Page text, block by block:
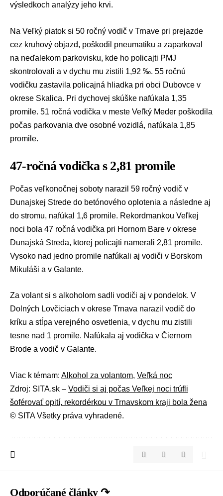
výsledkoch analýzy jeho krvi.
Na Veľký piatok si 50 ročný vodič v Trnave pri prejazde
cez kruhový objazd, poškodil pneumatiku a zaparkoval
na neďalekom parkovisku, kde ho policajti PMJ
skontrolovali a v dychu mu zistili 1,92 ‰. 55 ročnú
vodičku zastavila policajná hliadka pri obci Dubovce v
okrese Skalica. Pri dychovej skúške nafúkala 1,35
promile. 51 ročná vodička v meste Veľký Meder poškodila
počas parkovania dve osobné vozidlá, nafúkala 1,85
promile.
47-ročná vodička s 2,81 promile
Počas veľkonočnej soboty narazil 59 ročný vodič v
Dunajskej Strede do betónového oplotenia a následne aj
do stromu, nafúkal 1,6 promile. Rekordmankou Veľkej
noci bola 47 ročná vodička pri Hornom Bare v okrese
Dunajská Streda, ktorej policajti namerali 2,81 promile.
Vysoko nad jedno promile nafúkali aj vodiči v Borskom
Mikuláši a v Galante.
Za volant si s alkoholom sadli vodiči aj v pondelok. V
Dolných Lovčiciach v okrese Trnava narazil vodič do
kríku a stĺpa verejného osvetlenia, v dychu mu zistili
tesne nad 1 promile. Nafúkala aj vodička v Čiernom
Brode a vodič v Galante.
Viac k témam: Alkohol za volantom, Veľká noc
Zdroj: SITA.sk – Vodiči si aj počas Veľkej noci trúfli
šoférovať opití, rekordérkou v Trnavskom kraji bola žena
© SITA Všetky práva vyhradené.
Odporúčané články ↷